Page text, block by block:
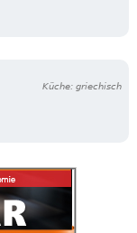
Küche: griechisch